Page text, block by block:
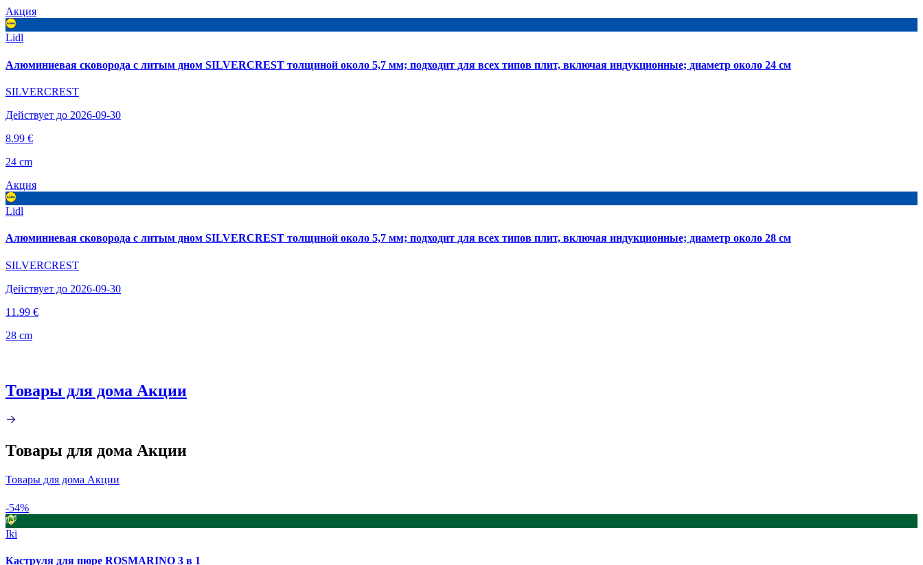
Акция
Lidl
Алюминиевая сковорода с литым дном SILVERCREST толщиной около 5,7 мм; подходит для всех типов плит, включая индукционные; диаметр около 24 см
SILVERCREST
Действует до 2026-09-30
8.99 €
24 cm
Акция
Lidl
Алюминиевая сковорода с литым дном SILVERCREST толщиной около 5,7 мм; подходит для всех типов плит, включая индукционные; диаметр около 28 см
SILVERCREST
Действует до 2026-09-30
11.99 €
28 cm
Товары для дома Акции
Товары для дома Акции
Товары для дома Акции
-54%
Iki
Каструля для пюре ROSMARINO 3 в 1